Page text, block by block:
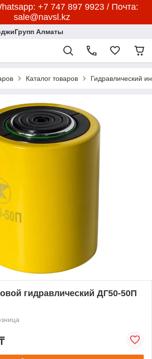
+7 747 897 9923 / Почта:
sale@navsl.kz
Алматы
Каталог товаров Гидравлический
гидравлический ДГ50-50П